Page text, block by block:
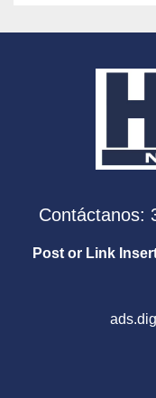
Contáctanos:
Post or Link